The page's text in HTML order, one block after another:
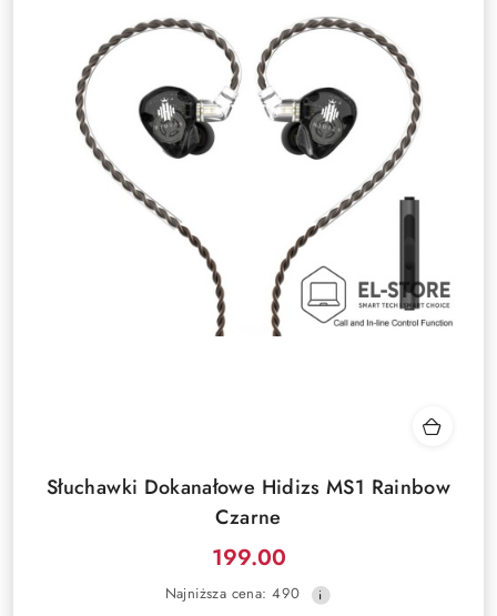
Słuchawki Dokanałowe Hidizs MS1 Rainbow
Czarne
Cena
promocyjna:
199.00
Najniższa
Najniższa cena: 490